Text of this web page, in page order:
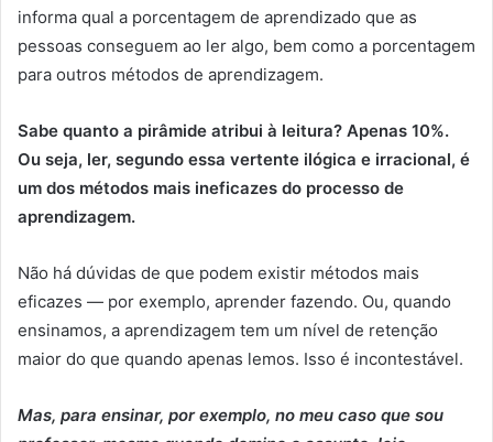
informa qual a porcentagem de aprendizado que as
pessoas conseguem ao ler algo, bem como a porcentagem
para outros métodos de aprendizagem.
Sabe quanto a pirâmide atribui à leitura? Apenas 10%.
Ou seja, ler, segundo essa vertente ilógica e irracional, é
um dos métodos mais ineficazes do processo de
aprendizagem.
Não há dúvidas de que podem existir métodos mais
eficazes — por exemplo, aprender fazendo. Ou, quando
ensinamos, a aprendizagem tem um nível de retenção
maior do que quando apenas lemos. Isso é incontestável.
Mas, para ensinar, por exemplo, no meu caso que sou